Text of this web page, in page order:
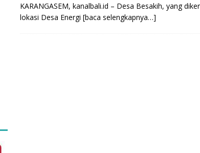
KARANGASEM, kanalbali.id – Desa Besakih, yang
lokasi Desa Energi [baca selengkapnya…]